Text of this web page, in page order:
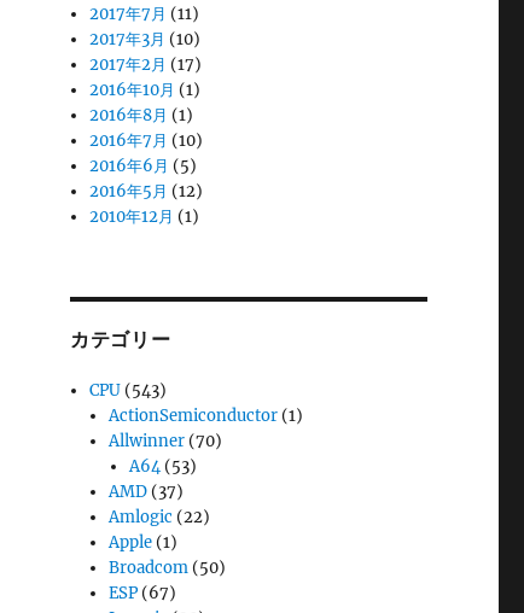
2017年7月 (11)
2017年3月 (10)
2017年2月 (17)
2016年10月 (1)
2016年8月 (1)
2016年7月 (10)
2016年6月 (5)
2016年5月 (12)
2010年12月 (1)
カテゴリー
CPU (543)
ActionSemiconductor (1)
Allwinner (70)
A64(53)
AMD (37)
Amlogic (22)
Apple (1)
Broadcom (50)
ESP (67)